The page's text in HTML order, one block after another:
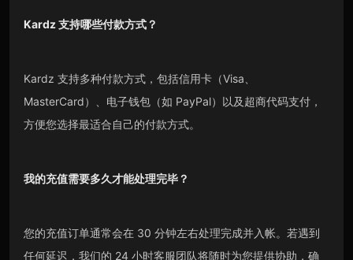
Kardz支持哪些付款方式？
Kardz 支持多种付款方式，包括信用卡（Visa、
MasterCard）、电子钱包（如 PayPal）以及超商代码支付，
方便您选择最适合自己的付款方式。
我的充值需要多久才能处理完毕？
您的充值订单通常会在 30 分钟左右处理完成并入帐。若遇到
任何延迟，我们的 24 小时客服团队将随时为您提供协助，确